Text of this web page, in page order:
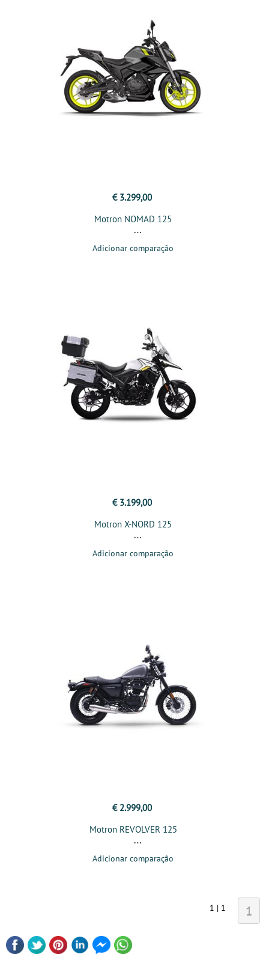
€ 3.299,00
Motron NOMAD 125
Adicionar comparação
€ 3.199,00
Motron X-NORD 125
Adicionar comparação
€ 2.999,00
Motron REVOLVER 125
Adicionar comparação
1 | 1 1